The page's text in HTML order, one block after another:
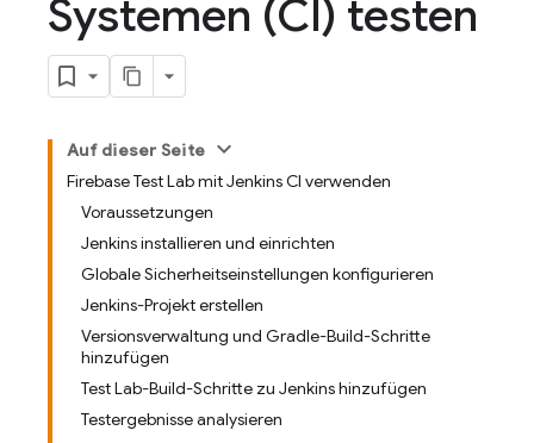
Systemen (CI) testen
Auf dieser Seite
Firebase Test Lab mit Jenkins CI verwenden
Voraussetzungen
Jenkins installieren und einrichten
Globale Sicherheitseinstellungen konfigurieren
Jenkins-Projekt erstellen
Versionsverwaltung und Gradle-Build-Schritte
hinzufügen
Test Lab-Build-Schritte zu Jenkins hinzufügen
Testergebnisse analysieren